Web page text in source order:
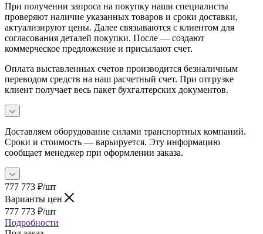
При получении запроса на покупку наши специалисты
проверяют наличие указанных товаров и сроки доставки,
актуализируют цены. Далее связываются с клиентом для
согласования деталей покупки. После — создают
коммерческое предложение и присылают счет.
Оплата выставленных счетов производится безналичным
переводом средств на наш расчетный счет. При отгрузке
клиент получает весь пакет бухгалтерских документов.
Доставляем оборудование силами транспортных компаний.
Сроки и стоимость — варьируется. Эту информацию
сообщает менеджер при оформлении заказа.
777 773 ₽/шт
Варианты цен
777 773 ₽/шт
Подробности